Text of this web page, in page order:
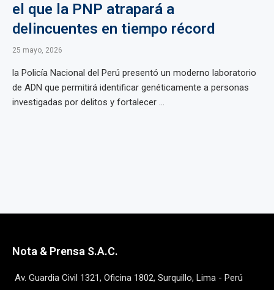
el que la PNP atrapará a
delincuentes en tiempo récord
25 mayo, 2026
la Policía Nacional del Perú presentó un moderno laboratorio
de ADN que permitirá identificar genéticamente a personas
investigadas por delitos y fortalecer ...
Nota & Prensa S.A.C.
Av. Guardia Civil 1321, Oficina 1802, Surquillo, Lima - Perú